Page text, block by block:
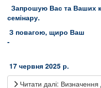
Запрошую Вас та Ваших
семінару.
З повагою, щиро Ваш
17 червня 2025 р.
Читати далі: Визначення